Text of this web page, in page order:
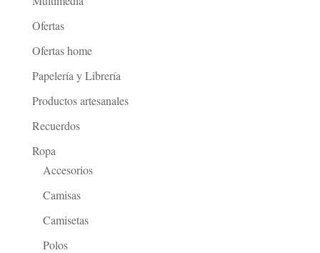
Ofertas
Ofertas home
Papelería y Librería
Productos artesanales
Recuerdos
Ropa
Accesorios
Camisas
Camisetas
Polos